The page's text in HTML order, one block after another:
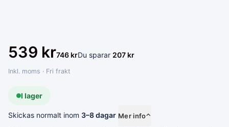
539 kr746 krDu sparar 207 kr
Inkl. moms · Fri frakt
I lager
Skickas normalt inom 3–8 dagar Mer info⌃